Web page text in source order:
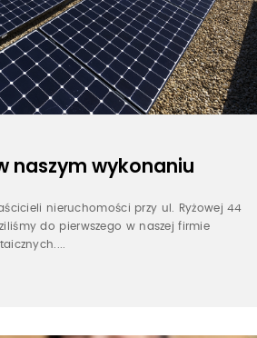
naszym wykonaniu
nieruchomości przy ul. Ryżowej 44
do pierwszego w naszej firmie